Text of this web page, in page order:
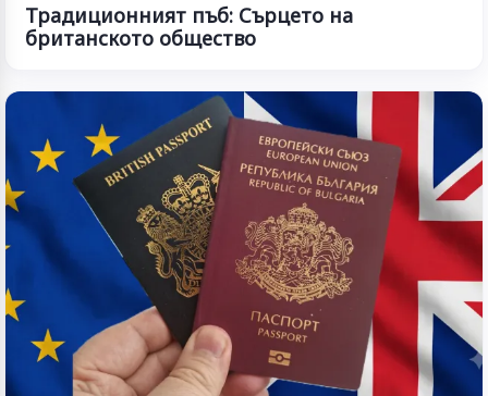
Традиционният пъб: Сърцето на
британското общество